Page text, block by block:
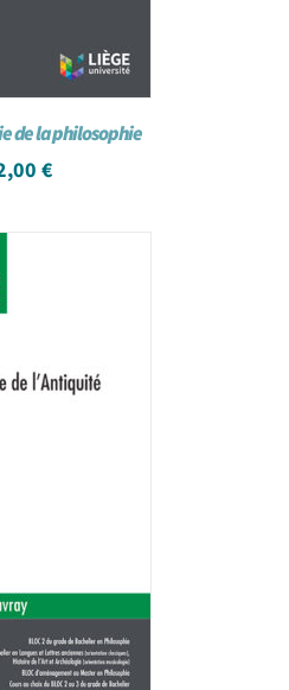
de la philosophie
€